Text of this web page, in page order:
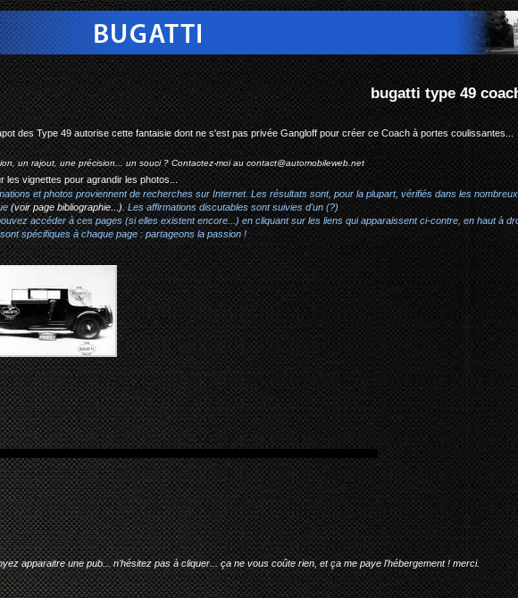
bugatti type 49 coach gangloff portes
des Type 49 autorise cette fantaisie dont ne s'est pas privée Gangloff pour créer ce Coach à portes coulissantes...
un rajout, une précision... un souci ? Contactez-moi aucontact@automobileweb.net
les vignettes pour agrandir les photos...
et photos proviennent de recherches sur Internet. Les résultats sont, pour la plupart, vérifiés dans les
(voir page bibliographie...). Les affirmations discutables sont suivies d'un (?)
accéder à ces pages (si elles existent encore...) en cliquant sur les liens qui apparaissent ci-contre, en haut à
spécifiques à chaque page : partageons la passion !
apparaitre une pub... n'hésitez pas à cliquer... ça ne vous coûte rien, et ça me paye l'hébergement ! merci.